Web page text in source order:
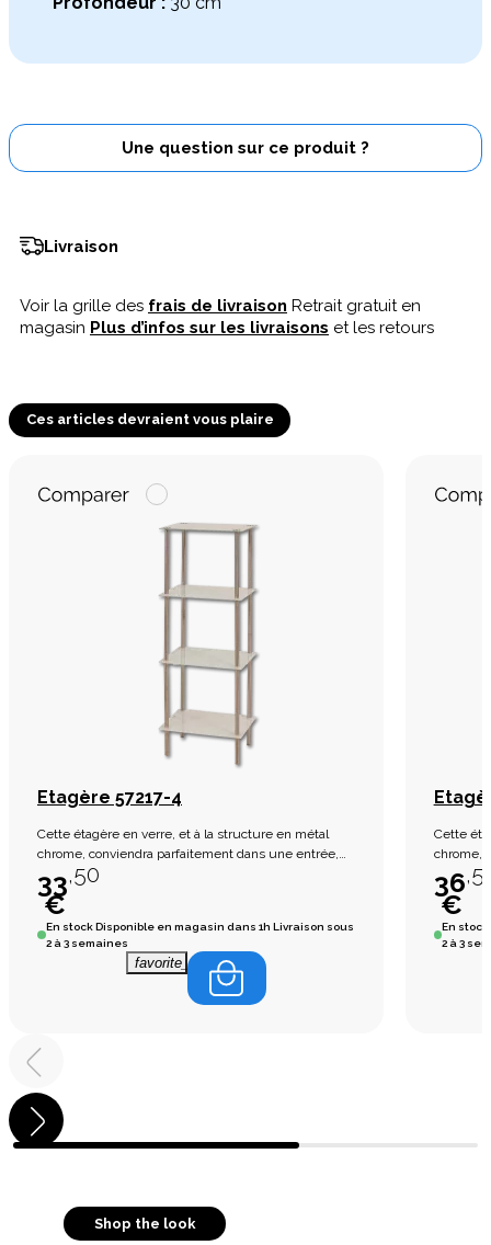
Une question sur ce produit ?
Livraison
Voir la grille des frais de livraison Retrait gratuit en
magasin Plus d’infos sur les livraisons et les retours
Ces articles devraient vous plaire
Etagère 57217-4
Cette étagère en verre, et à la structure en métal
chrome, conviendra parfaitement dans une entrée,
un bureau ou même une chambre. Son style épuré
vous permettra de mettre vos objets de décoration
en valeur.
33,50
€
En stockDisponible en magasin dans 1h Livraison sous
2 à 3 semaines
favorite_border
Cette
chrome,
un
vous
en valeur.
36
€
En stock
2 à 3
Shop the look